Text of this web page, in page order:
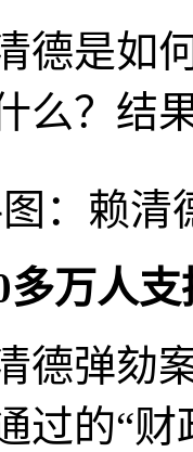
是如何
么？结
：赖清
多万人
弹劾案
过的“